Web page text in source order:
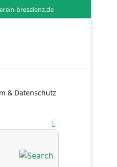
breselenz.de
& Datenschutz